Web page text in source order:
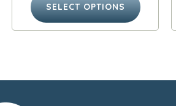
SELECT OPTIONS